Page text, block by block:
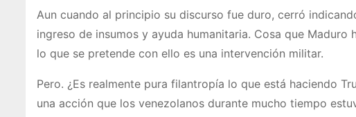
Aun cuando al principio su discurso fue duro, cerró
ingreso de insumos y ayuda humanitaria. Cosa que
lo que se pretende con ello es una intervención militar.
Pero. ¿Es realmente pura filantropía lo que está haciendo
una acción que los venezolanos durante mucho tiempo